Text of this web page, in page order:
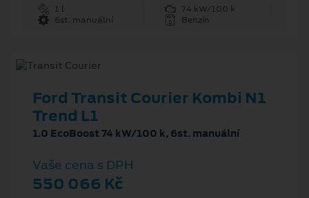
1 l
74 kW/100 k
6st. manuální
Benzín
Ford Transit Courier Kombi N1
Trend L1
1.0 EcoBoost 74 kW/100 k, 6st. manuální
Vaše cena s DPH
550 066 Kč